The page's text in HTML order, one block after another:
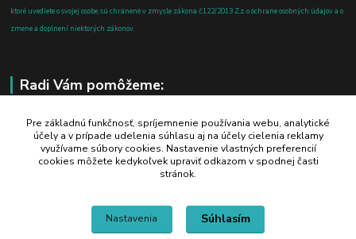
ktoré uvediete o svojej osobe, sú chránené v zmysle zákona č.122/2013 Z.z. o ochrane osobných údajov a o
zmene a doplnení niektorých zákonov.
Radi Vám pomôžeme:
+421 908 700 612
po-pia: 8.00 - 16.00
business@jtf.sk
Pre základnú funkčnosť, spríjemnenie používania webu, analytické
účely a v prípade udelenia súhlasu aj na účely cielenia reklamy
využívame súbory cookies. Nastavenie vlastných preferencií
cookies môžete kedykoľvek upraviť odkazom v spodnej časti
stránok.
Nastavenia Súhlasím